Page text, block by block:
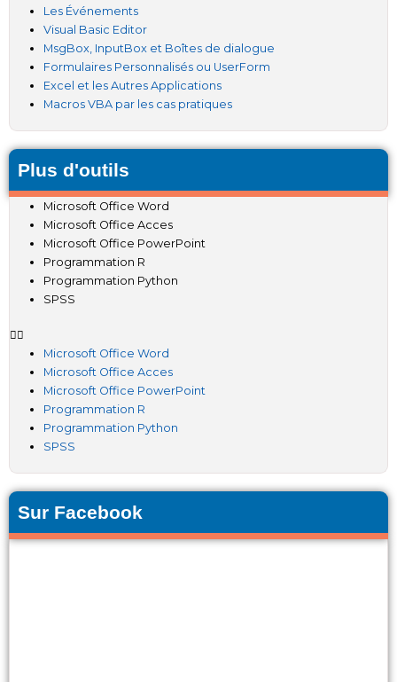
Les Événements
Visual Basic Editor
MsgBox, InputBox et Boîtes de dialogue
Formulaires Personnalisés ou UserForm
Excel et les Autres Applications
Macros VBA par les cas pratiques
Plus d'outils
Microsoft Office Word
Microsoft Office Acces
Microsoft Office PowerPoint
Programmation R
Programmation Python
SPSS
Microsoft Office Word
Microsoft Office Acces
Microsoft Office PowerPoint
Programmation R
Programmation Python
SPSS
Sur Facebook